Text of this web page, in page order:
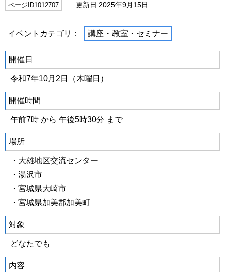
ページID1012707 更新日 2025年9月15日
イベントカテゴリ： 講座・教室・セミナー
開催日
令和7年10月2日（木曜日）
開催時間
午前7時 から 午後5時30分 まで
場所
・大雄地区交流センター
・湯沢市
・宮城県大崎市
・宮城県加美郡加美町
対象
どなたでも
内容